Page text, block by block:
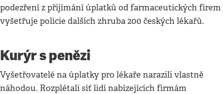
podezření z přijímání úplatků od farmaceutických firem
vyšetřuje policie dalších zhruba 200 českých lékařů.
Kurýr s penězi
Vyšetřovatelé na úplatky pro lékaře narazili vlastně
náhodou. Rozplétali síť lidí nabízejících firmám